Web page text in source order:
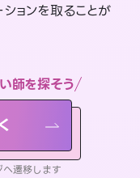
ョンを取ることが
師を探そう
遷移します